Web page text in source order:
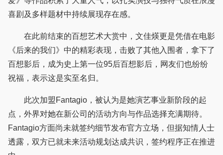
喜剧及多样题材中持续展现存在感。
在此前结束的百想艺术大赏中，文佳煐更是凭借在电影
《后来的我们》中的精彩表现，击败了其他入围者，拿下了
百想影后，成为史上第一位95后百想影后，网友们也纷纷
祝福，表示这是实至名归。
此次加盟Fantagio，被认为是她演艺事业新阶段的起
点，外界对她在新公司的活动方向与作品选择充满期待。
Fantagio方面尚未就签约细节发布官方立场，但据知情人士
透露，双方已就未来活动规划达成共识，签约程序正在推进